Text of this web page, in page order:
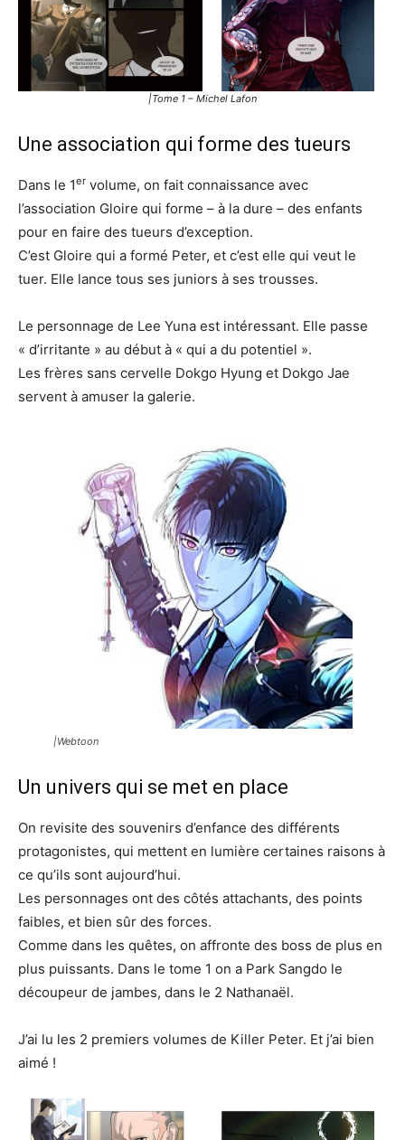
|Tome 1 – Michel Lafon
Une association qui forme des tueurs
Dans le 1er volume, on fait connaissance avec
l’association Gloire qui forme – à la dure – des enfants
pour en faire des tueurs d’exception.
C’est Gloire qui a formé Peter, et c’est elle qui veut le
tuer. Elle lance tous ses juniors à ses trousses.
Le personnage de Lee Yuna est intéressant. Elle passe
« d’irritante » au début à « qui a du potentiel ».
Les frères sans cervelle Dokgo Hyung et Dokgo Jae
servent à amuser la galerie.
|Webtoon
Un univers qui se met en place
On revisite des souvenirs d’enfance des différents
protagonistes, qui mettent en lumière certaines raisons à
ce qu’ils sont aujourd’hui.
Les personnages ont des côtés attachants, des points
faibles, et bien sûr des forces.
Comme dans les quêtes, on affronte des boss de plus en
plus puissants. Dans le tome 1 on a Park Sangdo le
découpeur de jambes, dans le 2 Nathanaël.
J’ai lu les 2 premiers volumes de Killer Peter. Et j’ai bien
aimé !